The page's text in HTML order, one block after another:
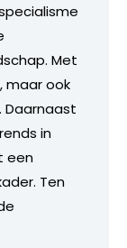
Met
maar ook
Daarnaast
in
een
Ten